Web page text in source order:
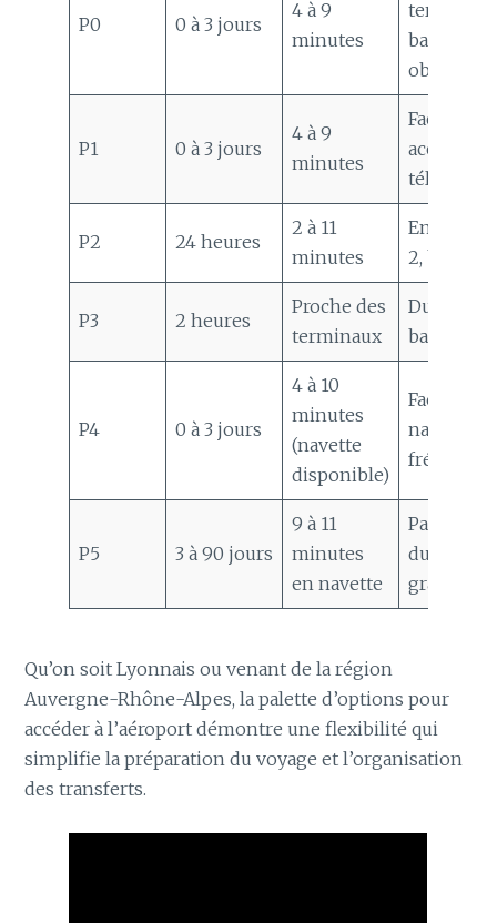
P0 0 à 3 jours
4 à 9
minutes
badge
P1 0 à 3 jours
4 à 9
minutes
Face au
accès via
télépéage
P2 24 heures
2 à 11
minutes
En face
2, badge
P3 2 heures
Proche des
terminaux
Durée
badge
P4 0 à 3 jours
4 à 10
minutes
(navette
disponible)
Face à la
navettes
P5 3 à 90 jours
9 à 11
minutes
en navette
Parking
durée
gratuite
Qu’on soit Lyonnais ou venant de la région
Auvergne-Rhône-Alpes, la palette d’options pour
accéder à l’aéroport démontre une flexibilité qui
simplifie la préparation du voyage et l’organisation
des transferts.